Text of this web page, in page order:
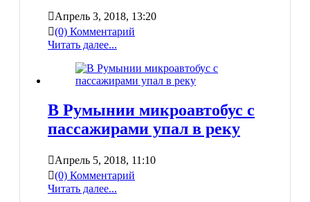
Апрель 3, 2018, 13:20
(0) Комментарий
Читать далее...
В Румынии микроавтобус с
пассажирами упал в реку
Апрель 5, 2018, 11:10
(0) Комментарий
Читать далее...